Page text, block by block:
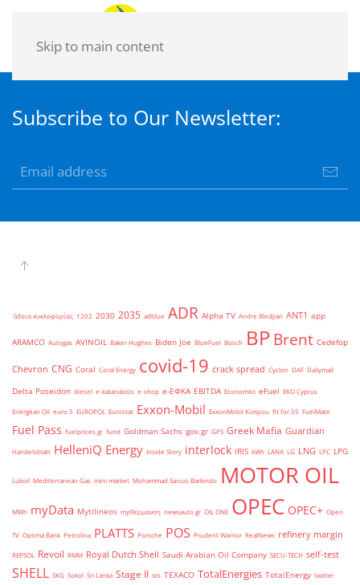
Skip to main content
Subscribe to Our Newsletter:
'άδεια κυκλοφορίας 1202 2030 2035 adblue ADR Alpha TV Andre Bledjian ANT1 app
ARAMCO Autogas AVINOIL Baker Hughes Biden Joe BlueFuel Bosch BPBrent Cedefop
Chevron CNG Coral Coral Energy covid-19 crack spread Cyclon DAF Dailymail
Delta Poseidon diesel e-katanalotis e-shop e-ΕΦΚΑ EBITDA Economist eFuel EKO Cyprus
Energean Oil euro 5 EUROPOL Eurostat Exxon-Mobil ExxonMobil Κύπρου fit for 55 FuelMate
Fuel Pass fuelprices.gr fund Goldman Sachs gov.gr GPS Greek Mafia Guardian
Handelsblatt HelleniQ Energy Inside Story interlock IRIS kWh LANA LG LNG LPC LPG
Lukoil Mediterranean Gas mini market Mohammad Sanusi Barkindo MOTOR OIL
MWh myData Mytilineos myΘέρμανση newsauto.gr OIL ONE OPEC OPEC+ Open
TV Optima Bank Petrolina PLATTS Porsche POS Prudent Warrior RealNews refinery margin
REPSOL Revoil RMM Royal Dutch Shell Saudi Arabian Oil Company SECU-TECH self-test
SHELL SKG Sokol Sri Lanka Stage II sts TEXACO TotalEnergies TotalEnergy twitter